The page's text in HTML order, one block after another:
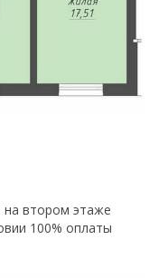
на втором этаже
100% оплаты